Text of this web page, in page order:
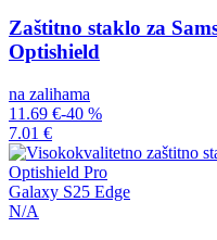
Zaštitno staklo za
Optishield
na zalihama
11.69 €-40 %
7.01 €
Galaxy S25 Edge
N/A